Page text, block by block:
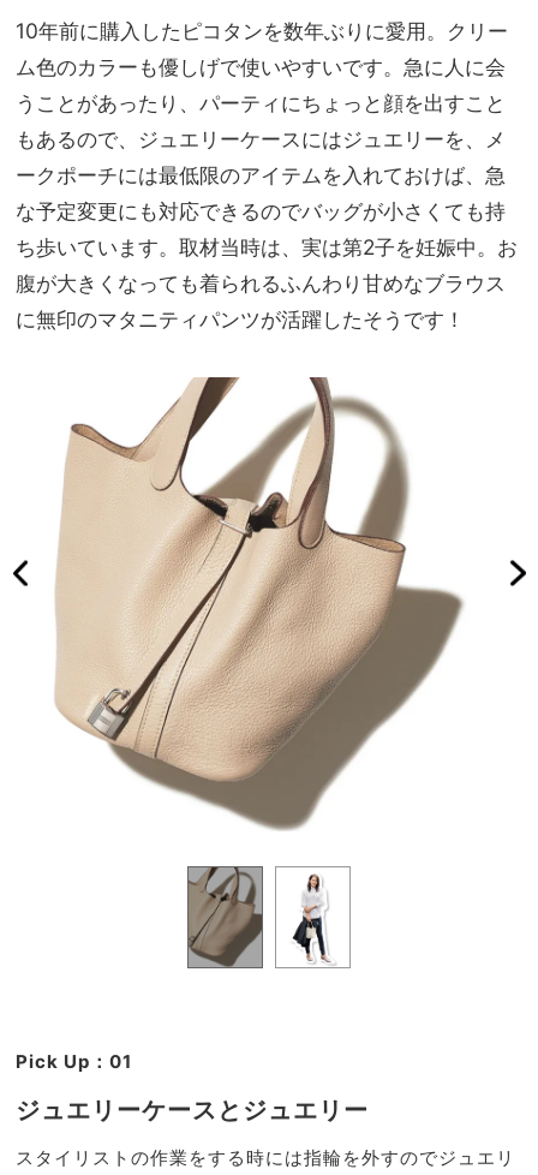
10年前に購入したピコタンを数年ぶりに愛用。クリー
ム色のカラーも優しげで使いやすいです。急に人に会
うことがあったり、パーティにちょっと顔を出すこと
もあるので、ジュエリーケースにはジュエリーを、メ
ークポーチには最低限のアイテムを入れておけば、急
な予定変更にも対応できるのでバッグが小さくても持
ち歩いています。取材当時は、実は第2子を妊娠中。お
腹が大きくなっても着られるふんわり甘めなブラウス
に無印のマタニティパンツが活躍したそうです！
Pick Up：01
ジュエリーケースとジュエリー
スタイリストの作業をする時には指輪を外すのでジュエリ